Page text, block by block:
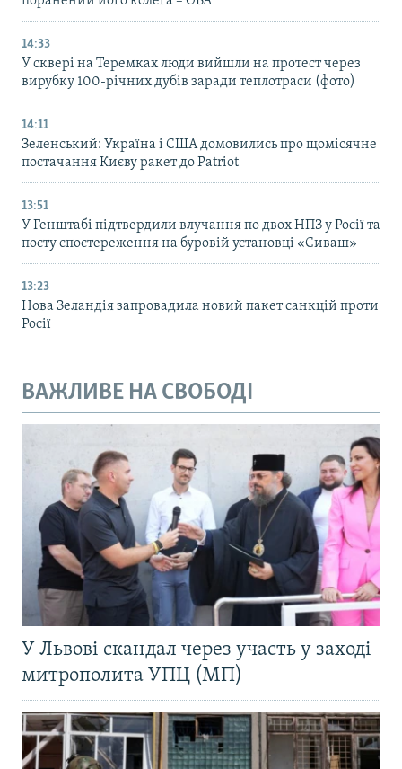
14:33
У сквері на Теремках люди вийшли на протест через
вирубку 100-річних дубів заради теплотраси (фото)
14:11
Зеленський: Україна і США домовились про щомісячне
постачання Києву ракет до Patriot
13:51
У Генштабі підтвердили влучання по двох НПЗ у Росії та
посту спостереження на буровій установці «Сиваш»
13:23
Нова Зеландія запровадила новий пакет санкцій проти
Росії
ВАЖЛИВЕ НА СВОБОДІ
У Львові скандал через участь у заході
митрополита УПЦ (МП)